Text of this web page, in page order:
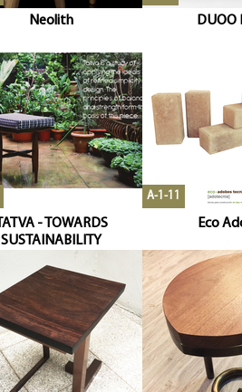
Neolith DUOO
TATVA - TOWARDS
SUSTAINABILITY
A-1-11
Eco